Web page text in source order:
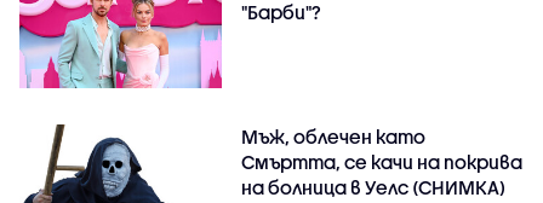
"Барби"?
Мъж, облечен като
Смъртта, се качи на покрива
на болница в Уелс (СНИМКА)